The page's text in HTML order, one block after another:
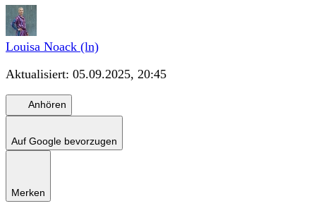
Louisa Noack (ln)
Aktualisiert: 05.09.2025, 20:45
Anhören
Auf Google bevorzugen
Merken